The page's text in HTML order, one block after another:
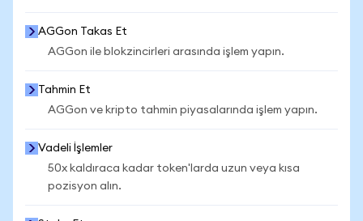
AGGon Takas Et
AGGon ile blokzincirleri arasında işlem yapın.
Tahmin Et
AGGon ve kripto tahmin piyasalarında işlem yapın.
Vadeli İşlemler
50x kaldıraca kadar token'larda uzun veya kısa
pozisyon alın.